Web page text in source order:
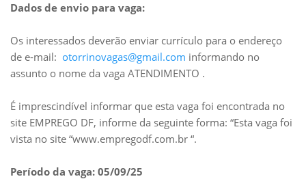
Dados de envio para vaga:
Os interessados deverão enviar currículo para o endereço
de e-mail: otorrinovagas@gmail.com informando no
assunto o nome da vaga ATENDIMENTO .
É imprescindível informar que esta vaga foi encontrada no
site EMPREGO DF, informe da seguinte forma: “Esta vaga foi
vista no site “www.empregodf.com.br “.
Período da vaga: 05/09/25